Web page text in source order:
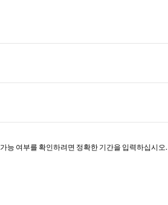
능 여부를 확인하려면 정확한 기간을 입력하십시오.